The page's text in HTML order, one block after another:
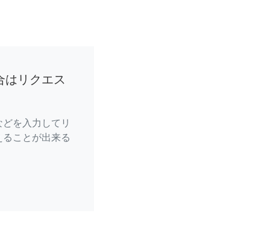
はリクエス
を入力してリ
ことが出来る